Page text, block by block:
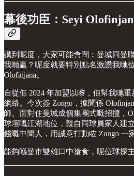
幕後功臣：Seyi
講到呢度，大家可能會問：曼城同曼
我哋贏？呢度就要特別點名激讚我哋
Olofinjana。
自從佢 2024 年加盟以嚟，佢幫我哋
網絡。今次簽 Zongo，據聞係
師。面對住曼城成個集團式嘅招攬，
球壇嘅江湖地位，親自同球員家人建
錢嘅中間人，用誠意打動咗 Zongo 一家
能夠喺曼市雙雄口中搶食，呢位球探